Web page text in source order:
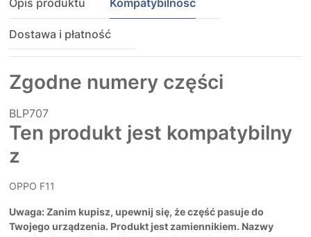
Opis produktu Kompatybilność
Dostawa i płatność
Zgodne numery części
BLP707
Ten produkt jest kompatybilny
z
OPPO F11
Uwaga: Zanim kupisz, upewnij się, że część pasuje do
Twojego urządzenia. Produkt jest zamiennikiem. Nazwy